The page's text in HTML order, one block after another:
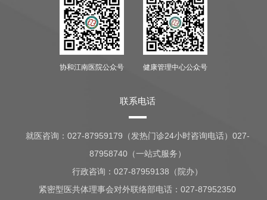
协和江南医院公众号 健康管理中心公众号
联系电话
就医咨询： 027-87959179（发热门诊24小时咨询电话）027-
87958740（一站式服务）
行政咨询：027-87959138（院办）
紧密型医共体理事会对外联络部电话：027-87952350